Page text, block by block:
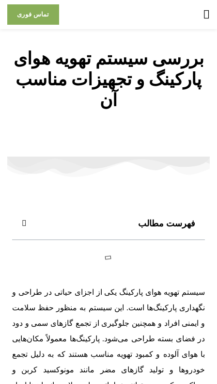
تماس فوری
بررسی سیستم تهویه هوای
پارکینگ و تجهیزات مناسب
آن
فهرست مطالب
سیستم تهویه هوای پارکینگ یکی از اجزای حیاتی در طراحی و
نگهداری پارکینگ‌ها است. این سیستم به منظور حفظ سلامت
و ایمنی افراد و همچنین جلوگیری از تجمع گازهای سمی و دود
در فضای بسته طراحی می‌شود. پارکینگ‌ها معمولاً مکان‌هایی
با هوای آلوده و کمبود تهویه مناسب هستند که به دلیل تجمع
خودروها و تولید گازهای مضر مانند مونوکسید کربن و